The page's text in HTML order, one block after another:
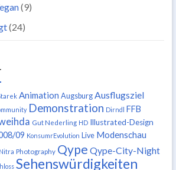
(9)
(24)
Animation Augsburg Ausflugsziel
Demonstration Dirndl FFB
Gut Nederling HD Illustrated-Design
09 KonsumrEvolution Live Modenschau
Nitra Photography Qype Qype-City-Night
Sehenswürdigkeiten